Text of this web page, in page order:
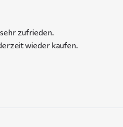
zufrieden.
wieder kaufen.